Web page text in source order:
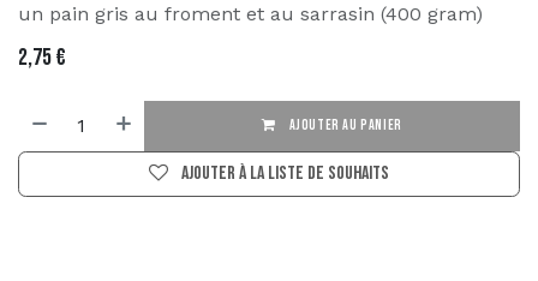
un pain gris au froment et au sarrasin (400 gram)
2,75€
AJOUTER AU PANIER
Ajouter à la liste de souhaits